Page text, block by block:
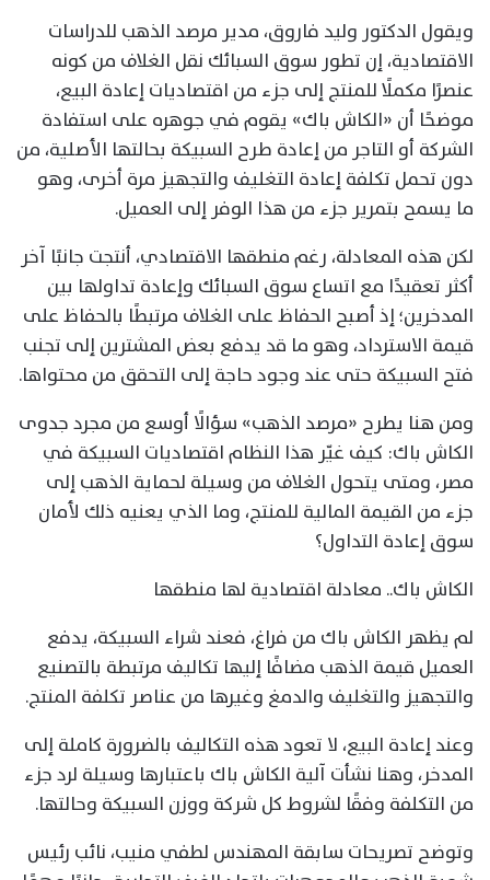
ويقول الدكتور وليد فاروق، مدير مرصد الذهب للدراسات
الاقتصادية، إن تطور سوق السبائك نقل الغلاف من كونه
عنصرًا مكملًا للمنتج إلى جزء من اقتصاديات إعادة البيع،
موضحًا أن «الكاش باك» يقوم في جوهره على استفادة
الشركة أو التاجر من إعادة طرح السبيكة بحالتها الأصلية، من
دون تحمل تكلفة إعادة التغليف والتجهيز مرة أخرى، وهو
ما يسمح بتمرير جزء من هذا الوفر إلى العميل.
لكن هذه المعادلة، رغم منطقها الاقتصادي، أنتجت جانبًا آخر
أكثر تعقيدًا مع اتساع سوق السبائك وإعادة تداولها بين
المدخرين؛ إذ أصبح الحفاظ على الغلاف مرتبطًا بالحفاظ على
قيمة الاسترداد، وهو ما قد يدفع بعض المشترين إلى تجنب
فتح السبيكة حتى عند وجود حاجة إلى التحقق من محتواها.
ومن هنا يطرح «مرصد الذهب» سؤالًا أوسع من مجرد جدوى
الكاش باك: كيف غيّر هذا النظام اقتصاديات السبيكة في
مصر، ومتى يتحول الغلاف من وسيلة لحماية الذهب إلى
جزء من القيمة المالية للمنتج، وما الذي يعنيه ذلك لأمان
سوق إعادة التداول؟
الكاش باك.. معادلة اقتصادية لها منطقها
لم يظهر الكاش باك من فراغ، فعند شراء السبيكة، يدفع
العميل قيمة الذهب مضافًا إليها تكاليف مرتبطة بالتصنيع
والتجهيز والتغليف والدمغ وغيرها من عناصر تكلفة المنتج.
وعند إعادة البيع، لا تعود هذه التكاليف بالضرورة كاملة إلى
المدخر، وهنا نشأت آلية الكاش باك باعتبارها وسيلة لرد جزء
من التكلفة وفقًا لشروط كل شركة ووزن السبيكة وحالتها.
وتوضح تصريحات سابقة المهندس لطفي منيب، نائب رئيس